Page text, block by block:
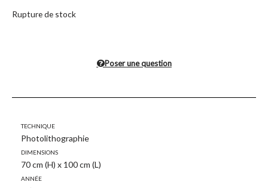
Rupture de stock
Poser une question
Technique
Photolithographie
Dimensions
70 cm (H) x 100 cm (L)
Année